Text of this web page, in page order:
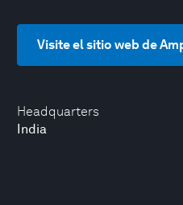
Headquarters
India
Visite el sitio web de